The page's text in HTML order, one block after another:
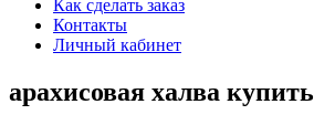
Как сделать заказ
Контакты
Личный кабинет
арахисовая халва купить